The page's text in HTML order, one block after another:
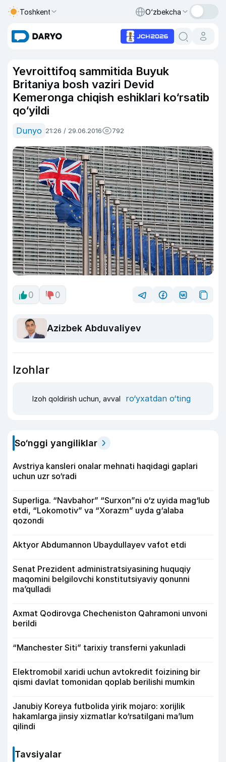
Toshkent O‘zbekcha
Yevroittifoq sammitida Buyuk
Britaniya bosh vaziri Devid
Kemeronga chiqish eshiklari ko‘rsatib
qo‘yildi
Dunyo 21:26 / 29.06.2016 792
0 0
Azizbek Abduvaliyev
Izohlar
Izoh qoldirish uchun, avval ro‘yxatdan o‘ting
So‘nggi yangiliklar
Avstriya kansleri onalar mehnati haqidagi gaplari
uchun uzr so‘radi
Superliga. “Navbahor” “Surxon”ni o‘z uyida mag‘lub
etdi, “Lokomotiv” va “Xorazm” uyda g‘alaba
qozondi
Aktyor Abdu­mannon Ubaydullayev vafot etdi
Senat Prezident administratsiyasining huquqiy
maqomini belgilovchi konstitutsiyaviy qonunni
ma’qulladi
Axmat Qodirovga Checheniston Qahramoni unvoni
berildi
“Manchester Siti” tarixiy transferni yakunladi
Elektromobil xaridi uchun avtokredit foizining bir
qismi davlat tomonidan qoplab berilishi mumkin
Janubiy Koreya futbolida yirik mojaro: xorijlik
hakamlarga jinsiy xizmatlar ko‘rsatilgani ma’lum
qilindi
Tavsiyalar